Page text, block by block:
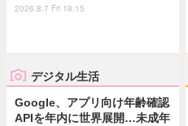
2026.8.7 Fri 18:15
デジタル生活
Google、アプリ向け年齢確認
APIを年内に世界展開…未成年